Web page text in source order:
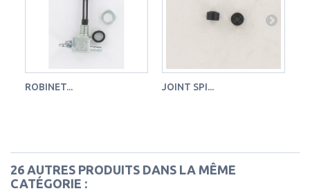
ROBINET... JOINT SPI...
26 AUTRES PRODUITS DANS LA MÊME
CATÉGORIE :